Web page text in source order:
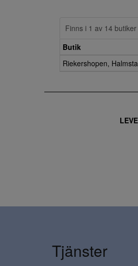
Finns i 1 av 14 butiker
Butik
Riekershopen,
Tjänster